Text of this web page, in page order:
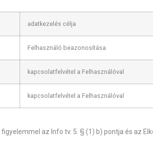
adatkezelés célja
Felhasználó beazonosítása
kapcsolatfelvétel a Felhasználóval
kapcsolatfelvétel a Felhasználóval
az Info tv. 5. § (1) b) pontja és az